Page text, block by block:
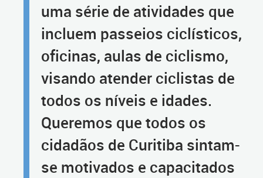
uma série de atividades que
incluem passeios ciclísticos,
oficinas, aulas de ciclismo,
visando atender ciclistas de
todos os níveis e idades.
Queremos que todos os
cidadãos de Curitiba sintam-
se motivados e capacitados